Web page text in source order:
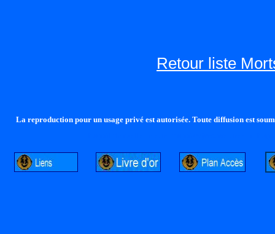
Retour liste
La reproduction pour un usage privé est autorisée. Toute diffusion est